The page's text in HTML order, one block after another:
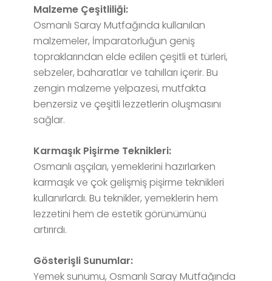
Malzeme Çeşitliliği:
Osmanlı Saray Mutfağında kullanılan
malzemeler, İmparatorluğun geniş
topraklarından elde edilen çeşitli et türleri,
sebzeler, baharatlar ve tahılları içerir. Bu
zengin malzeme yelpazesi, mutfakta
benzersiz ve çeşitli lezzetlerin oluşmasını
sağlar.
Karmaşık Pişirme Teknikleri:
Osmanlı aşçıları, yemeklerini hazırlarken
karmaşık ve çok gelişmiş pişirme teknikleri
kullanırlardı. Bu teknikler, yemeklerin hem
lezzetini hem de estetik görünümünü
artırırdı.
Gösterişli Sunumlar:
Yemek sunumu, Osmanlı Saray Mutfağında